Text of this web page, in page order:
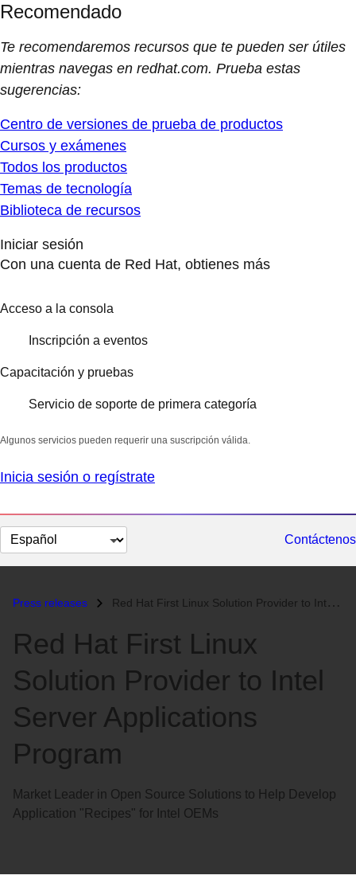
Recomendado
Te recomendaremos recursos que te pueden ser útiles
mientras navegas en redhat.com. Prueba estas
sugerencias:
Centro de versiones de prueba de productos
Cursos y exámenes
Todos los productos
Temas de tecnología
Biblioteca de recursos
Iniciar sesión
Con una cuenta de Red Hat, obtienes más
Acceso a la consola
Inscripción a eventos
Capacitación y pruebas
Servicio de soporte de primera categoría
Algunos servicios pueden requerir una suscripción válida.
Inicia sesión o regístrate
Cambiar
el
Contáctenos
Press releases Red Hat First Linux Solution Provider to Intel Server Applications Pro...
Red Hat First Linux
Solution Provider to Intel
Server Applications
Program
Market Leader in Open Source Solutions to Help Develop
Application "Recipes" for Intel OEMs